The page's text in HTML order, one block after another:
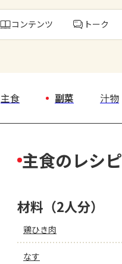
コンテンツ トーク
主食 副菜 汁物
主食のレシピ
材料（2人分）
鶏ひき肉
なす